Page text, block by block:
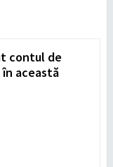
contul de
în această